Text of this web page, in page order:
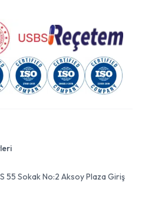
55 Sokak No:2 Aksoy Plaza Giriş